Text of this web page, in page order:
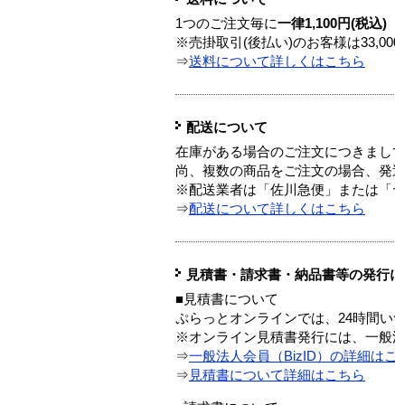
1つのご注文毎に一律1,100円(税込)
※売掛取引(後払い)のお客様は
⇒送料について詳しくはこちら
配送について
在庫がある場合のご注文につきま
尚、複数の商品をご注文の場合、
※配送業者は「佐川急便」または
⇒配送について詳しくはこちら
見積書・請求書・納品書等の発行
■見積書について
ぷらっとオンラインでは、24時間
※オンライン見積書発行には、一般
⇒一般法人会員（BizID）の詳細は
⇒ 見積書について詳細はこちら